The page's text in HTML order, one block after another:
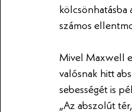
számos
Mivel Maxwell
valósnak hitt
sebességét is
„Az abszolút